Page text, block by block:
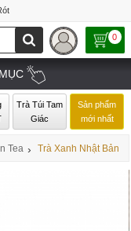
0
Trà Túi Tam
Giác
Sản phẩm
mới nhất
Tea › Trà Xanh Nhật Bản